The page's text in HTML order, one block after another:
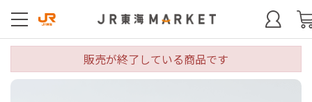
販売が終了している商品です